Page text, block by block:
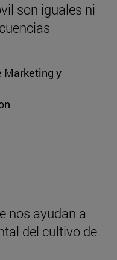
son iguales ni
Marketing y
nos ayudan a
del cultivo de